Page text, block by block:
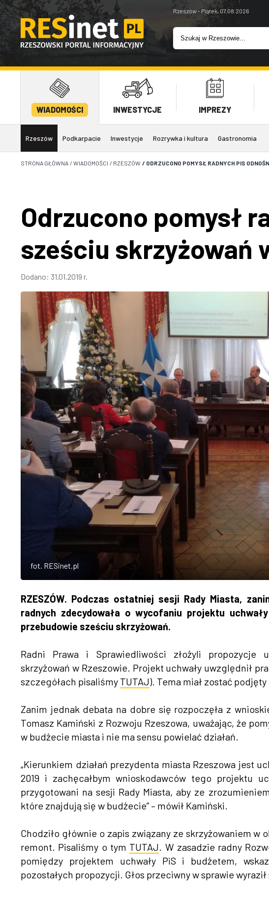
Rzeszów - Piątek, 07.08.2026
WIADOMOŚCI INWESTYCJE IMPREZY
Rzeszów Podkarpacie Inwestycje Rozrywka i kultura Gastronomia
STRONA GŁÓWNA / WIADOMOŚCI / RZESZÓW / ODRZUCONO POMYSŁ RADNYCH PIS
Odrzucono pomysł
sześciu skrzyżowań
Dodano: 31.01.2019 r.
fot. RESinet.pl
RZESZÓW. Podczas ostatniej sesji Rady Miasta,
radnych zdecydowała o wycofaniu projektu
przebudowie sześciu skrzyżowań.
Radni Prawa i Sprawiedliwości złożyli propozycje
skrzyżowań w Rzeszowie. Projekt uchwały uwzględnił
szczegółach pisaliśmy TUTAJ). Tema miał zostać
Zanim jednak debata na dobre się rozpoczęła z
Tomasz Kamiński z Rozwoju Rzeszowa, uważając, że
w budżecie miasta i nie ma sensu powielać działań.
„Kierunkiem działań prezydenta miasta Rzeszowa jest
2019 i zachęcałbym wnioskodawców tego projektu
przygotowani na sesji Rady Miasta, aby ze
które znajdują się w budżecie” – mówił Kamiński.
Chodziło głównie o zapis związany ze skrzyżowaniem
remont. Pisaliśmy o tym TUTAJ. W zasadzie radny
pomiędzy projektem uchwały PiS i budżetem,
pozostałych propozycji. Głos przeciwny w sprawie